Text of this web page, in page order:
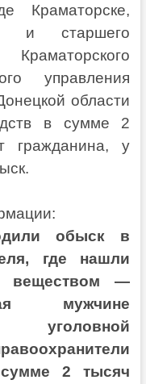
Краматорске,
и старшего
управления
области
в сумме 2
гражданина, у
обыск в
где нашли
веществом —
мужчине
2 тысяч